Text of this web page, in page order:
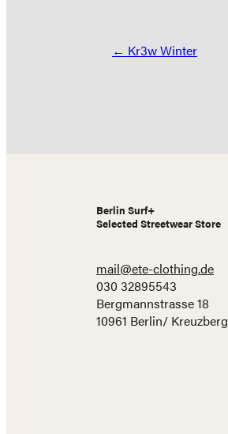
Posts
← Kr3w Winter
Berlin Surf+
Selected Streetwear Store
mail@ete-clothing.de
030 32895543
Bergmannstrasse 18
10961 Berlin/ Kreuzberg